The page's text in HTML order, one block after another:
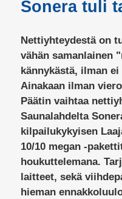
Sonera tuli
Nettiyhteydestä on
vähän samanlainen
kännykästä, ilman ei
Ainakaan ilman
Päätin vaihtaa
Saunalahdelta
kilpailukykyisen
10/10 megan -
houkuttelemana.
laitteet, sekä
hieman